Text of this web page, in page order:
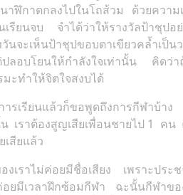
าฬิกาตกลงไปในโถส้วม ด้วยควา
เรียนจบ จำได้ว่าให้รางวัลป้าชุป
นจะเห็นป้าชุปขอบตาเขียวคล้ำเป็
ปลอบโยนให้กำลังใจเท่านั้น คิด
มะทำให้จิตใจสงบได้
ารเรียนแล้วก็ขอพูดถึงการกีฬา
เราต้องสูญเสียเพื่อนชายไป 1 ค
เสียแล้ว
งเราไม่ค่อยมีชื่อเสียง เพราะปร
ยมีเวลาฝึกซ้อมกีฬา ฉะนั้นกีฬาข